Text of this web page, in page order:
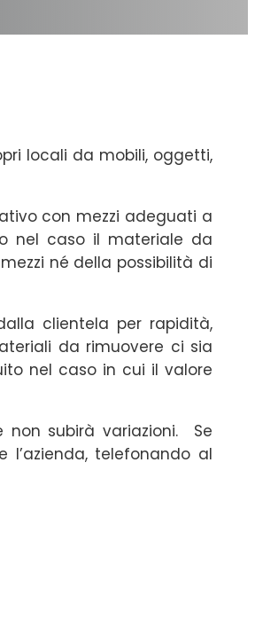
locali da mobili, oggetti,
con mezzi adeguati a
nel caso il materiale da
né della possibilità di
clientela per rapidità,
da rimuovere ci sia
nel caso in cui il valore
subirà variazioni. Se
l’azienda, telefonando al